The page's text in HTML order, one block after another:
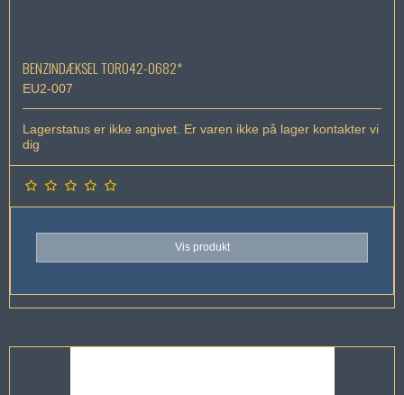
BENZINDÆKSEL TORO42-0682*
EU2-007
Lagerstatus er ikke angivet. Er varen ikke på lager kontakter vi
dig
Vis produkt